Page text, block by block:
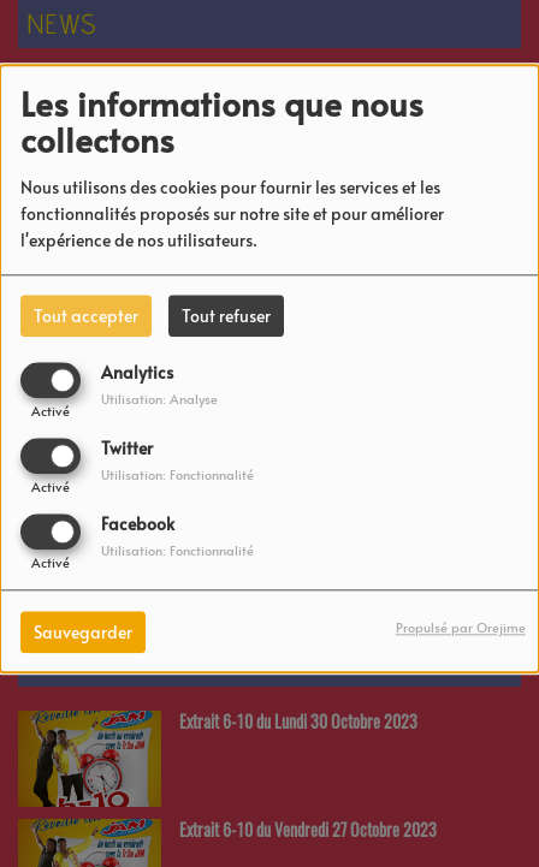
Les informations que nous
collectons
Nous utilisons des cookies pour fournir les services et les
fonctionnalités proposés sur notre site et pour améliorer
l'expérience de nos utilisateurs.
Tout accepter Tout refuser
Analytics
Activé
Utilisation: Analyse
Twitter
Activé
Utilisation: Fonctionnalité
Facebook
Activé
Utilisation: Fonctionnalité
Sauvegarder Propulsé par Orejime
NEWS
Des nouvelles de MHD en prison.
Mourinho taquine les supporters de l’Inter
Lionel Messi : Son impressionnant salaire révélé
PODCASTS
Extrait 6-10 du Lundi 30 Octobre 2023
Extrait 6-10 du Vendredi 27 Octobre 2023